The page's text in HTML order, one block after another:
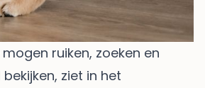
ruiken, zoeken en
ziet in het